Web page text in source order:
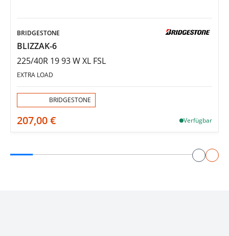
BRIDGESTONE
BLIZZAK-6
225/40R 19 93 W XL FSL
EXTRA LOAD
BRIDGESTONE
207,00 € Verfügbar